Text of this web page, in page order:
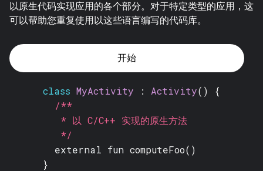
以原生代码实现应用的各个部分。对于特定类型的应用，这
可以帮助您重复使用以这些语言编写的代码库。
开始
class MyActivity : Activity() {
/**
* 以 C/C++ 实现的原生方法
*/
external fun computeFoo()
}